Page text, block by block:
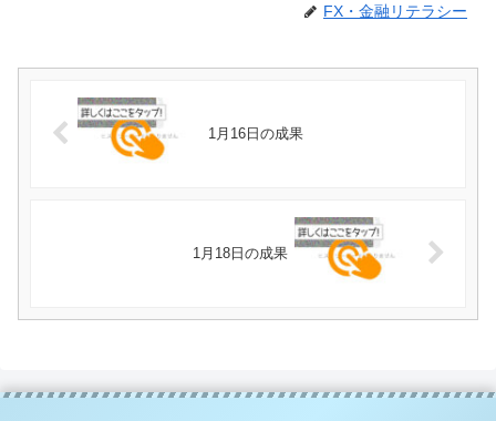
FX・金融リテラシー
1月16日の成果
1月18日の成果